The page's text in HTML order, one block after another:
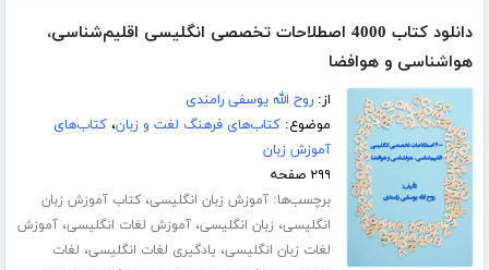
دانلود کتاب 4000 اصطلاحات تخصصی انگلیسی اقلیم‌شناسی،
هواشناسی و هوافضا
از:روح الله یوسفی رامندی
موضوع:کتاب‌های فرهنگ لغت و زبان،کتاب‌های
آموزش زبان
۲۹۹ صفحه
برچسب‌ها:آموزش زبان انگلیسی،کتاب آموزش زبان
انگلیسی، زبان انگلیسی،آموزش لغات انگلیسی،آموزش
لغات زبان انگلیسی، یادگیری لغات انگلیسی، لغات